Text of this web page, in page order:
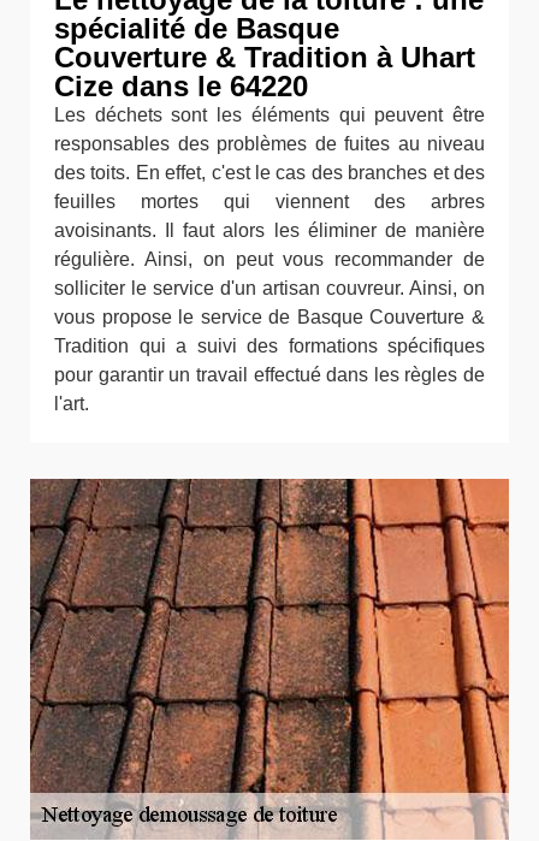
spécialité de Basque
Couverture & Tradition à Uhart
Cize dans le 64220
Les déchets sont les éléments qui peuvent être
responsables des problèmes de fuites au niveau
des toits. En effet, c'est le cas des branches et des
feuilles mortes qui viennent des arbres
avoisinants. Il faut alors les éliminer de manière
régulière. Ainsi, on peut vous recommander de
solliciter le service d'un artisan couvreur. Ainsi, on
vous propose le service de Basque Couverture &
Tradition qui a suivi des formations spécifiques
pour garantir un travail effectué dans les règles de
l'art.